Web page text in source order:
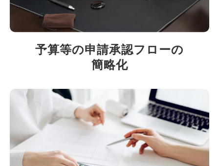
予算等の申請承認フローの
簡略化